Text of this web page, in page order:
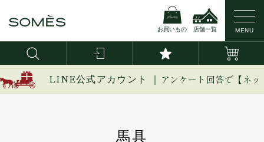
お買いもの 店舗一覧 MENU
LINE公式アカウント ｜ アンケート回答で【ネ
馬具
新作
ブライドルレザー
イージー
イノベーション